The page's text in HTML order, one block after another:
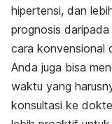
hipertensi, dan
prognosis
cara konvensional
Anda juga bisa
waktu yang
konsultasi ke